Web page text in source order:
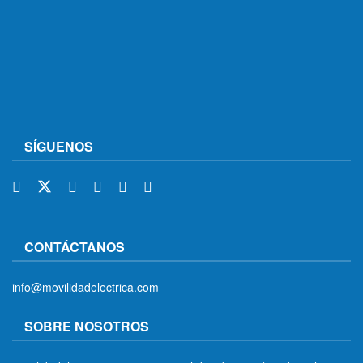
SÍGUENOS
CONTÁCTANOS
info@movilidadelectrica.com
SOBRE NOSOTROS